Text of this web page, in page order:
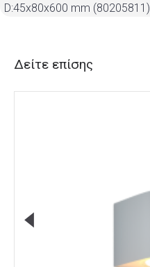
D:45x80x600 mm (80205811)
Δείτε επίσης